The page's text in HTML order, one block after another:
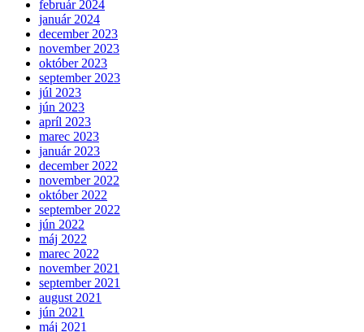
február 2024
január 2024
december 2023
november 2023
október 2023
september 2023
júl 2023
jún 2023
apríl 2023
marec 2023
január 2023
december 2022
november 2022
október 2022
september 2022
jún 2022
máj 2022
marec 2022
november 2021
september 2021
august 2021
jún 2021
máj 2021